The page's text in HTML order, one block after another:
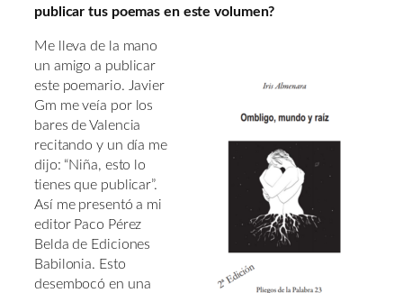
publicar tus poemas en este volumen?
Me lleva de la mano
un amigo a publicar
este poemario. Javier
Gm me veía por los
bares de Valencia
recitando y un día me
dijo: “Niña, esto lo
tienes que publicar”.
Así me presentó a mi
editor Paco Pérez
Belda de Ediciones
Babilonia. Esto
desembocó en una